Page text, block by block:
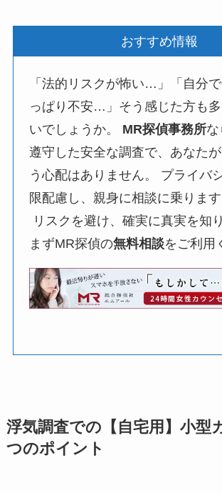
おすすめ情報
「法的リスクが怖い…」「自分
っぱり不安…」そう感じた方も
いでしょうか。 MR探偵事務所な
遵守した安全な調査で、あなた
う心配はありません。 プライバ
限配慮し、親身に相談に乗ります
リスクを避け、確実に真実を知
まずMR探偵の無料相談をご利用
浮気調査での【自宅用】小型
つのポイント